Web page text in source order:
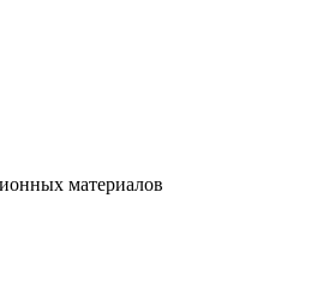
материалов